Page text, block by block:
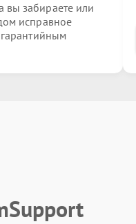
вы забираете или
исправное